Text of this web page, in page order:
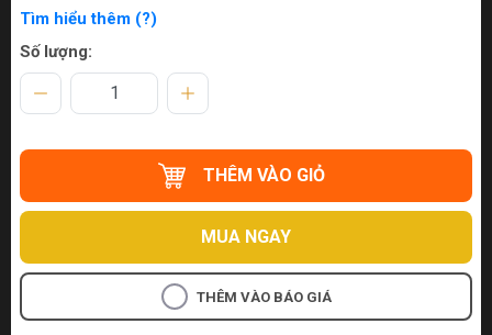
Tìm hiểu thêm (?)
Số lượng:
THÊM VÀO GIỎ
MUA NGAY
THÊM VÀO BÁO GIÁ